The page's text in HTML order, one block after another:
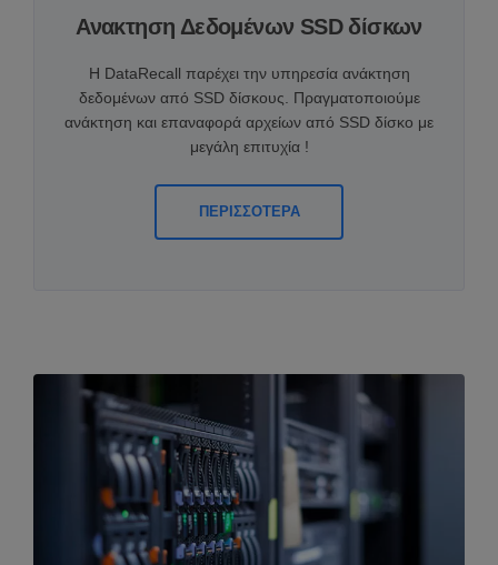
Ανακτηση Δεδομένων SSD δίσκων
Η DataRecall παρέχει την υπηρεσία ανάκτηση
δεδομένων από SSD δίσκους. Πραγματοποιούμε
ανάκτηση και επαναφορά αρχείων από SSD δίσκο με
μεγάλη επιτυχία !
ΠΕΡΙΣΣΟΤΕΡΑ